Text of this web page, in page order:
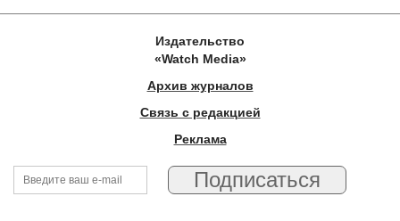
Издательство
«Watch Media»
Архив журналов
Связь с редакцией
Реклама